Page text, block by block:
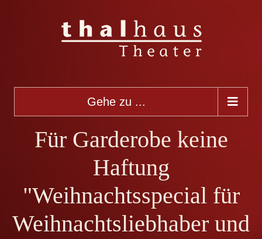
Gehe zu ...
Für Garderobe keine
Haftung
"Weihnachtsspecial für
Weihnachtsliebhaber und